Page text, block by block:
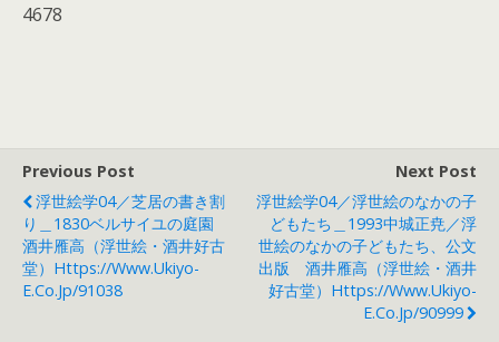
4678
Previous Post
浮世絵学04／芝居の書き割
り＿1830ベルサイユの庭園
酒井雁高（浮世絵・酒井好古
堂）https://www.ukiyo-
E.co.jp/91038
Next Post
浮世絵学04／浮世絵のなかの子
どもたち＿1993中城正尭／浮
世絵のなかの子どもたち、公文
出版 酒井雁高（浮世絵・酒井
好古堂）https://www.ukiyo-
E.co.jp/90999